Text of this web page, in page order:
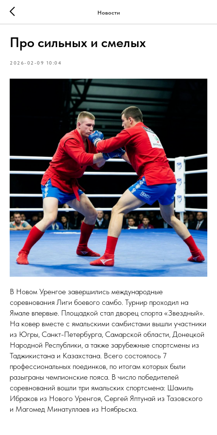
Новости
Про сильных и смелых
2026-02-09 10:04
В Новом Уренгое завершились международные
соревнования Лиги боевого самбо. Турнир проходил на
Ямале впервые. Площадкой стал дворец спорта «Звездный».
На ковер вместе с ямальскими самбистами вышли участники
из Югры, Санкт-Петербурга, Самарской области, Донецкой
Народной Республики, а также зарубежные спортсмены из
Таджикистана и Казахстана. Всего состоялось 7
профессиональных поединков, по итогам которых были
разыграны чемпионские пояса. В число победителей
соревнований вошли три ямальских спортсмена: Шамиль
Ибраков из Нового Уренгоя, Сергей Яптунай из Тазовского
и Магомед Минатуллаев из Ноябрьска.